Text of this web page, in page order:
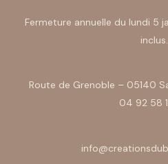
Fermeture annuelle du lundi 5
inclus.
Route de Grenoble – 05140
04 92 58